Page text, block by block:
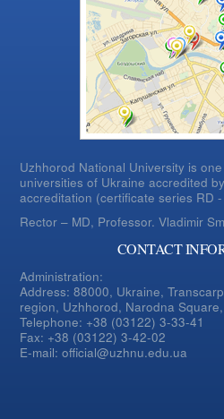
Uzhhorod National University is
universities of Ukraine accredited
accreditation (certificate series RD
Rector – MD, Professor.Vladimir
CONTACT
Administration:
Address: 88000, Ukraine,
region, Uzhhorod, Narodna
Telephone: +38 (03122) 3-33-41
Fax: +38 (03122) 3-42-02
E-mail: official@uzhnu.edu.ua